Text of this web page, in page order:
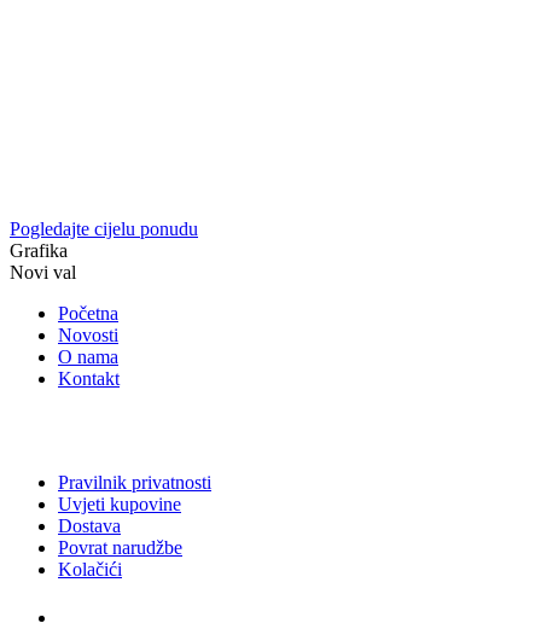
Pogledajte cijelu ponudu
Grafika
Novi val
Početna
Novosti
O nama
Kontakt
Pravilnik privatnosti
Uvjeti kupovine
Dostava
Povrat narudžbe
Kolačići